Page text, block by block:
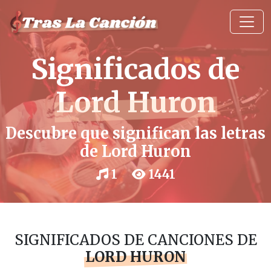
Significados de
Lord Huron
Descubre que significan las letras
de Lord Huron
1 1441
SIGNIFICADOS DE CANCIONES DE
LORD HURON